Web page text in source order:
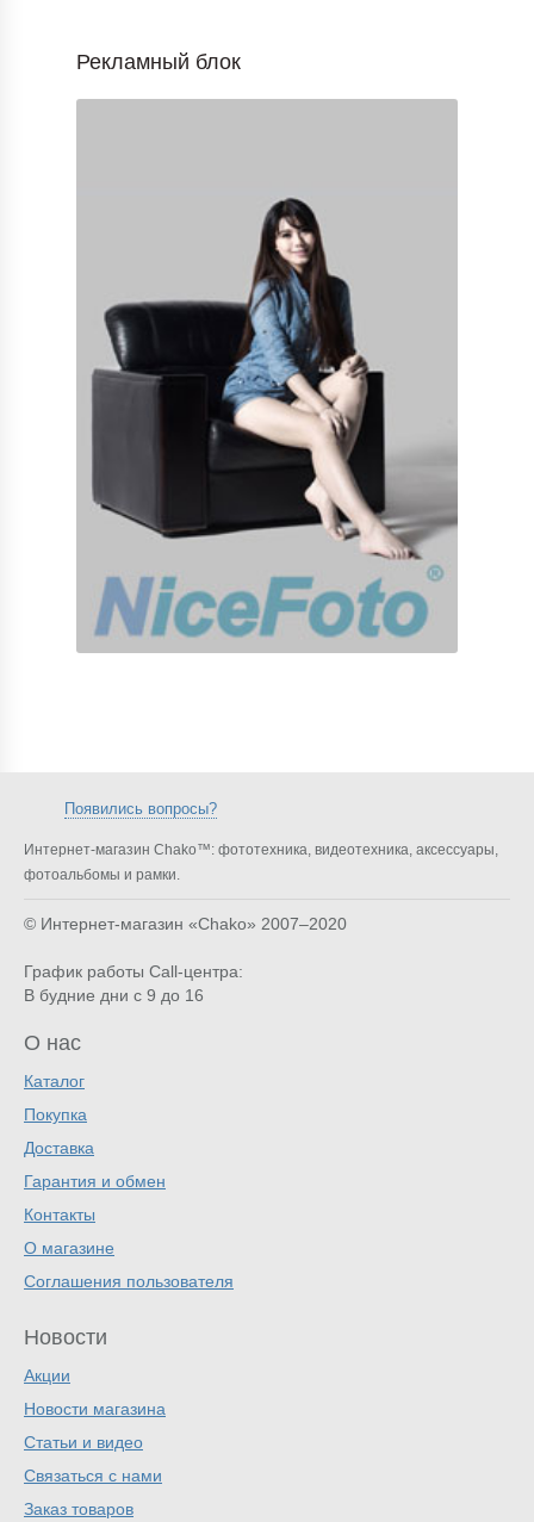
Рекламный блок
Появились вопросы?
Интернет-магазин Chako™: фототехника, видеотехника, аксессуары,
фотоальбомы и рамки.
© Интернет-магазин «Chako» 2007–2020
График работы Call-центра:
В будние дни с 9 до 16
О нас
Каталог
Покупка
Доставка
Гарантия и обмен
Контакты
О магазине
Соглашения пользователя
Новости
Акции
Новости магазина
Статьи и видео
Связаться с нами
Заказ товаров